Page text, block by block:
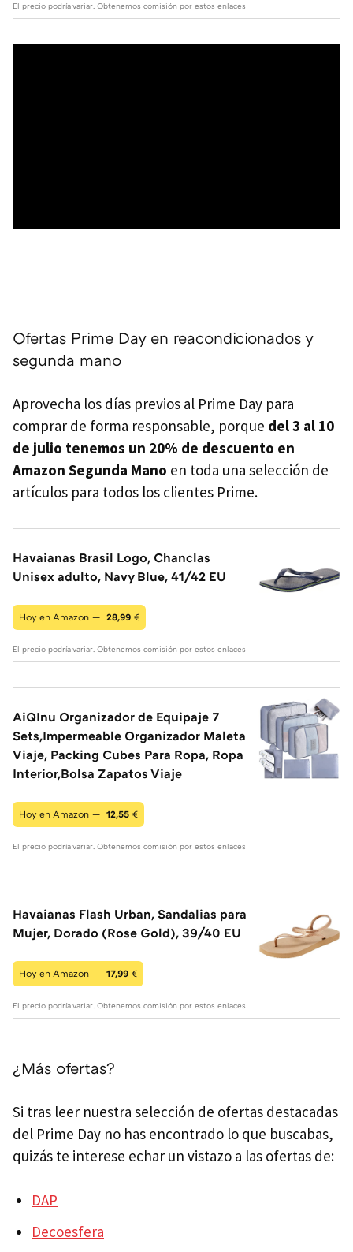
El precio podría variar. Obtenemos comisión por estos enlaces
Ofertas Prime Day en reacondicionados y
segunda mano
Aprovecha los días previos al Prime Day para
comprar de forma responsable, porque del 3 al 10
de julio tenemos un 20% de descuento en
Amazon Segunda Mano en toda una selección de
artículos para todos los clientes Prime.
Havaianas Brasil Logo, Chanclas
Unisex adulto, Navy Blue, 41/42 EU
Hoy en Amazon — 28,99 €
El precio podría variar. Obtenemos comisión por estos enlaces
AiQInu Organizador de Equipaje 7
Sets,Impermeable Organizador Maleta
Viaje, Packing Cubes Para Ropa, Ropa
Interior,Bolsa Zapatos Viaje
Hoy en Amazon — 12,55 €
El precio podría variar. Obtenemos comisión por estos enlaces
Havaianas Flash Urban, Sandalias para
Mujer, Dorado (Rose Gold), 39/40 EU
Hoy en Amazon — 17,99 €
El precio podría variar. Obtenemos comisión por estos enlaces
¿Más ofertas?
Si tras leer nuestra selección de ofertas destacadas
del Prime Day no has encontrado lo que buscabas,
quizás te interese echar un vistazo a las ofertas de:
DAP
Decoesfera